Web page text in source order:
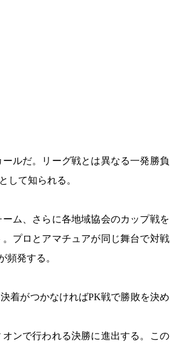
ルだ。リーグ戦とは異なる一発勝負
して知られる。
ム、さらに各地域協会のカップ戦を
プロとアマチュアが同じ舞台で対戦
頻発する。
着がつかなければPK戦で勝敗を決め
ンで行われる決勝に進出する。この